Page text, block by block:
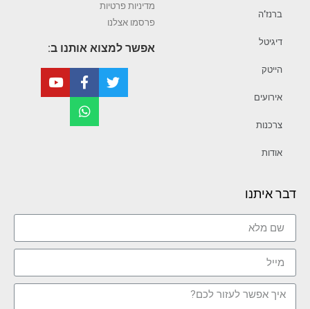
ברנז’ה
דיגיטל
הייטק
אירועים
צרכנות
אודות
מדיניות פרטיות
פרסמו אצלנו
אפשר למצוא אותנו ב:
דבר איתנו